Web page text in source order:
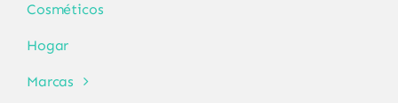
Cosméticos
Hogar
Marcas